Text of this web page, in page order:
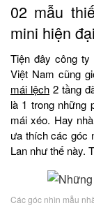
02 mẫu
mini hiện đại
Tiện đây công
Việt Nam cũng
mái lệch 2 tầng
là 1 trong những
mái xéo. Hay
ưa thích các góc
Lan như thế này.
Các góc nhìn mẫu